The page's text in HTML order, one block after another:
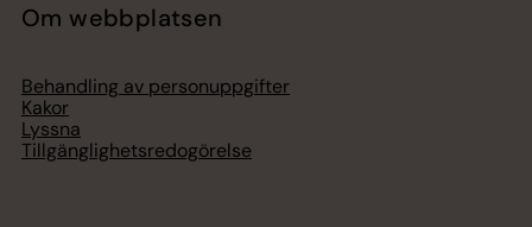
Om webbplatsen
Behandling av personuppgifter
Kakor
Lyssna
Tillgänglighetsredogörelse